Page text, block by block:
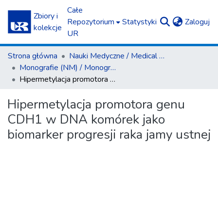
Zbiory i
kolekcje
Całe
Repozytorium
UR
Statystyki Zaloguj
Strona główna
Nauki Medyczne / Medical Sciences
Monografie (NM) / Monographs (MS)
Hipermetylacja promotora genu CDH1 w DNA komórek jako biomarker progresji raka jamy ustnej
Hipermetylacja promotora genu
CDH1 w DNA komórek jako
biomarker progresji raka jamy ustnej